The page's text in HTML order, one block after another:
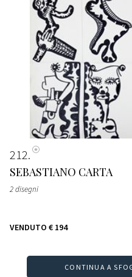
212
SEBASTIANO CARTA
2 disegni
VENDUTO € 194
CONTINUA A